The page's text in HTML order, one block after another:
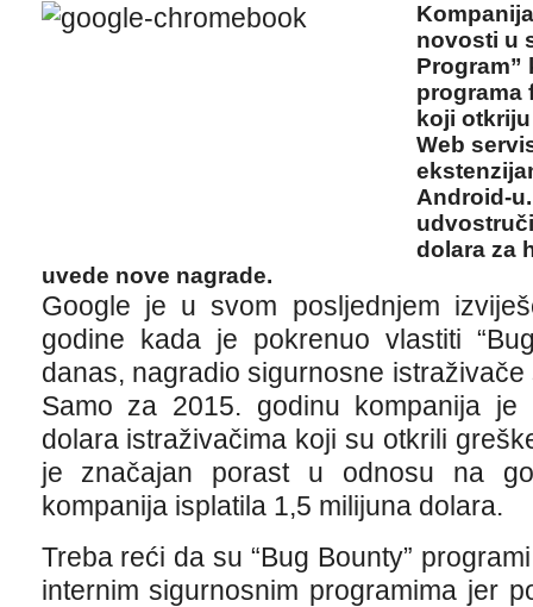
novosti u
Program”
programa
koji
Web
Android-
dolara za
uvede nove nagrade.
Google je u svom posljednjem
godine kada je pokrenuo vlastiti
danas, nagradio sigurnosne
Samo za 2015. godinu kompanija
dolara istraživačima koji su otkrili
je značajan porast u odnosu na
kompanija isplatila 1,5 milijuna dolara.
Treba reći da su “Bug Bounty”
internim sigurnosnim programima jer